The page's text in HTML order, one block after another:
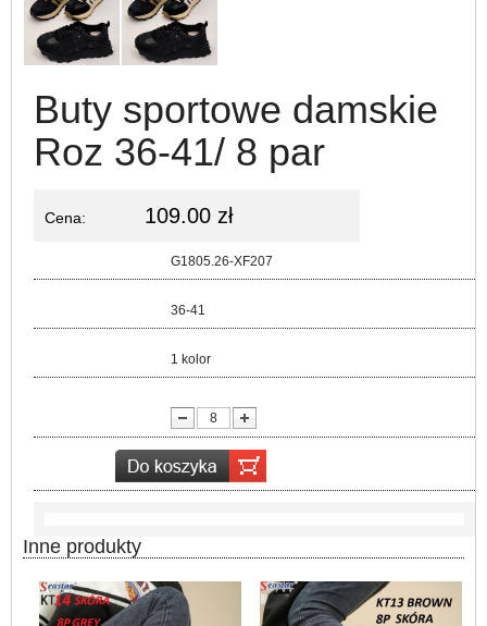
Buty sportowe damskie
Roz 36-41/ 8 par
Cena: 109.00 zł
G1805.26-XF207
36-41
1 kolor
Inne produkty